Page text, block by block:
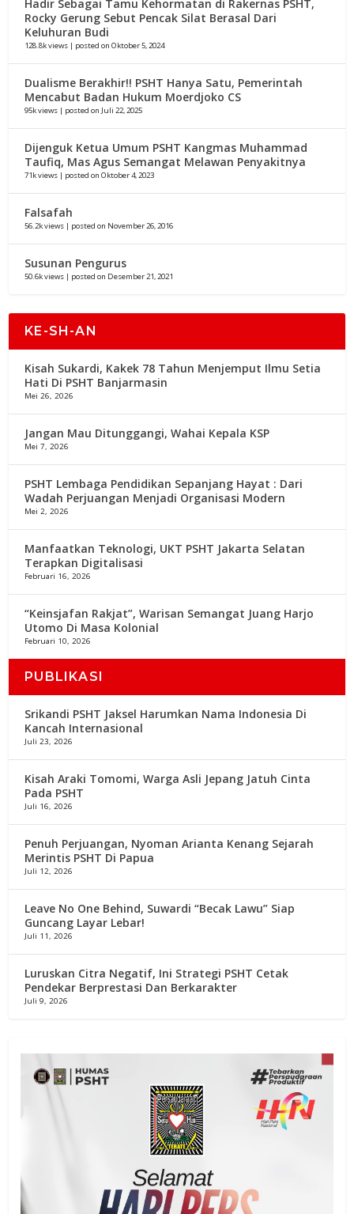
Hadir Sebagai Tamu Kehormatan di Rakernas PSHT,
Rocky Gerung Sebut Pencak Silat Berasal Dari
Keluhuran Budi
128.8k views | posted on Oktober 5, 2024
Dualisme Berakhir!! PSHT Hanya Satu, Pemerintah
Mencabut Badan Hukum Moerdjoko CS
95k views | posted on Juli 22, 2025
Dijenguk Ketua Umum PSHT Kangmas Muhammad
Taufiq, Mas Agus Semangat Melawan Penyakitnya
71k views | posted on Oktober 4, 2023
Falsafah
56.2k views | posted on November 26, 2016
Susunan Pengurus
50.6k views | posted on Desember 21, 2021
KE-SH-AN
Kisah Sukardi, Kakek 78 Tahun Menjemput Ilmu Setia
Hati Di PSHT Banjarmasin
Mei 26, 2026
Jangan Mau Ditunggangi, Wahai Kepala KSP
Mei 7, 2026
PSHT Lembaga Pendidikan Sepanjang Hayat : Dari
Wadah Perjuangan Menjadi Organisasi Modern
Mei 2, 2026
Manfaatkan Teknologi, UKT PSHT Jakarta Selatan
Terapkan Digitalisasi
Februari 16, 2026
“Keinsjafan Rakjat”, Warisan Semangat Juang Harjo
Utomo Di Masa Kolonial
Februari 10, 2026
PUBLIKASI
Srikandi PSHT Jaksel Harumkan Nama Indonesia Di
Kancah Internasional
Juli 23, 2026
Kisah Araki Tomomi, Warga Asli Jepang Jatuh Cinta
Pada PSHT
Juli 16, 2026
Penuh Perjuangan, Nyoman Arianta Kenang Sejarah
Merintis PSHT Di Papua
Juli 12, 2026
Leave No One Behind, Suwardi “Becak Lawu” Siap
Guncang Layar Lebar!
Juli 11, 2026
Luruskan Citra Negatif, Ini Strategi PSHT Cetak
Pendekar Berprestasi Dan Berkarakter
Juli 9, 2026